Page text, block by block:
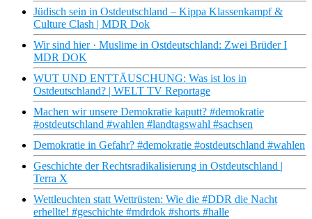
Jüdisch sein in Ostdeutschland – Kippa Klassenkampf &
Culture Clash | MDR Dok
Wir sind hier · Muslime in Ostdeutschland: Zwei Brüder I
MDR DOK
WUT UND ENTTÄUSCHUNG: Was ist los in
Ostdeutschland? | WELT TV Reportage
Machen wir unsere Demokratie kaputt? #demokratie
#ostdeutschland #wahlen #landtagswahl #sachsen
Demokratie in Gefahr? #demokratie #ostdeutschland #wahlen
Geschichte der Rechtsradikalisierung in Ostdeutschland |
Terra X
Wettleuchten statt Wettrüsten: Wie die #DDR die Nacht
erhellte! #geschichte #mdrdok #shorts #halle